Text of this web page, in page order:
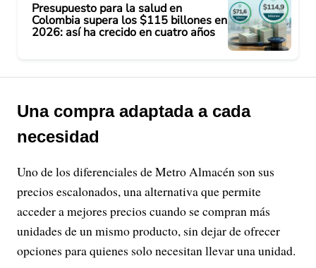
Presupuesto para la salud en
Colombia supera los $115 billones en
2026: así ha crecido en cuatro años
Una compra adaptada a cada
necesidad
Uno de los diferenciales de Metro Almacén son sus
precios escalonados, una alternativa que permite
acceder a mejores precios cuando se compran más
unidades de un mismo producto, sin dejar de ofrecer
opciones para quienes solo necesitan llevar una unidad.